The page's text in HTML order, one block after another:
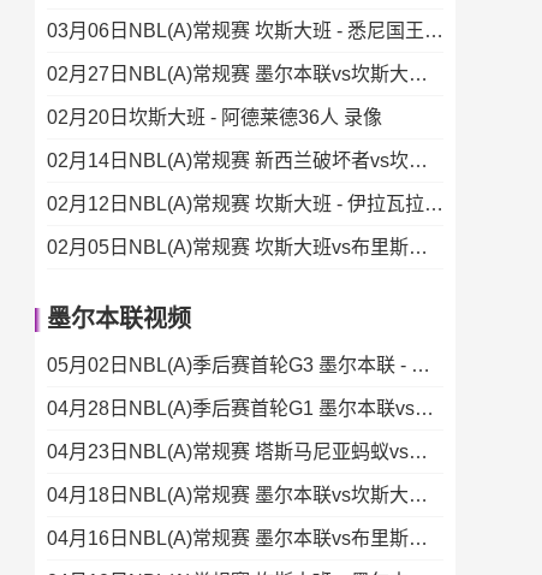
03月06日NBL(A)常规赛 坎斯大班 - 悉尼国王 录像
02月27日NBL(A)常规赛 墨尔本联vs坎斯大班 录像
02月20日坎斯大班 - 阿德莱德36人 录像
02月14日NBL(A)常规赛 新西兰破坏者vs坎斯大班 录像集锦
02月12日NBL(A)常规赛 坎斯大班 - 伊拉瓦拉老鹰 录像
02月05日NBL(A)常规赛 坎斯大班vs布里斯班子弹 录像
墨尔本联视频
05月02日NBL(A)季后赛首轮G3 墨尔本联 - 塔斯马尼亚蚂蚁 录像集锦
04月28日NBL(A)季后赛首轮G1 墨尔本联vs塔斯马尼亚蚂蚁 录像
04月23日NBL(A)常规赛 塔斯马尼亚蚂蚁vs墨尔本联 录像集锦
04月18日NBL(A)常规赛 墨尔本联vs坎斯大班 录像集锦
04月16日NBL(A)常规赛 墨尔本联vs布里斯班子弹 录像集锦